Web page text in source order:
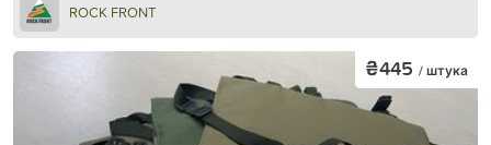
ROCK FRONT
₴445 / штука